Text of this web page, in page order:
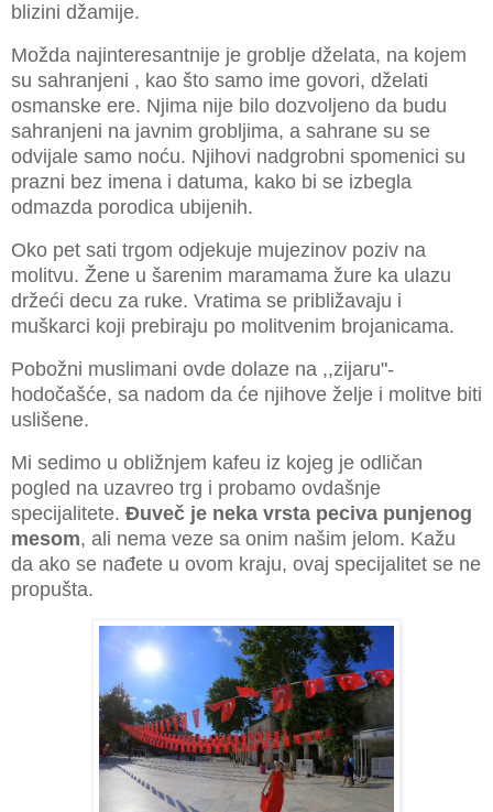
blizini džamije.
Možda najinteresantnije je groblje dželata, na kojem
su sahranjeni , kao što samo ime govori, dželati
osmanske ere. Njima nije bilo dozvoljeno da budu
sahranjeni na javnim grobljima, a sahrane su se
odvijale samo noću. Njihovi nadgrobni spomenici su
prazni bez imena i datuma, kako bi se izbegla
odmazda porodica ubijenih.
Oko pet sati trgom odjekuje mujezinov poziv na
molitvu. Žene u šarenim maramama žure ka ulazu
držeći decu za ruke. Vratima se približavaju i
muškarci koji prebiraju po molitvenim brojanicama.
Pobožni muslimani ovde dolaze na ,,zijaru"-
hodočašće, sa nadom da će njihove želje i molitve biti
uslišene.
Mi sedimo u obližnjem kafeu iz kojeg je odličan
pogled na uzavreo trg i probamo ovdašnje
specijalitete. Đuveč je neka vrsta peciva punjenog
mesom, ali nema veze sa onim našim jelom. Kažu
da ako se nađete u ovom kraju, ovaj specijalitet se ne
propušta.